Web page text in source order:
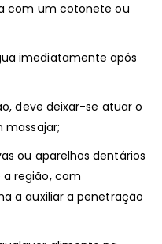
com um cotonete ou
imediatamente após
deve deixar-se atuar o
massajar;
ou aparelhos dentários
região, com
a auxiliar a penetração